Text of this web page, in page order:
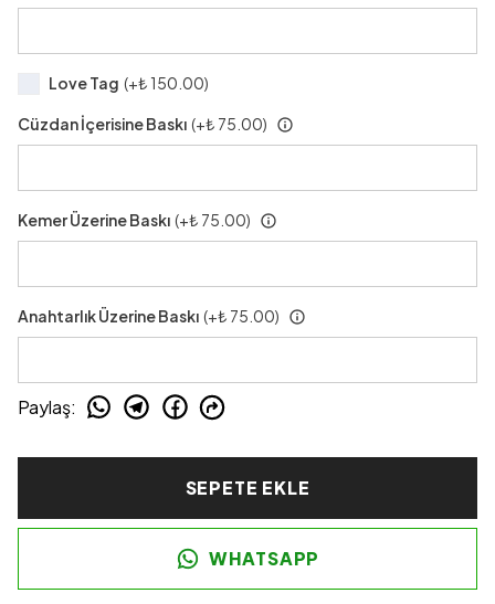
Love Tag (+₺ 150.00)
Cüzdan İçerisine Baskı (+₺ 75.00)
Kemer Üzerine Baskı (+₺ 75.00)
Anahtarlık Üzerine Baskı (+₺ 75.00)
Paylaş:
SEPETE EKLE
WHATSAPP